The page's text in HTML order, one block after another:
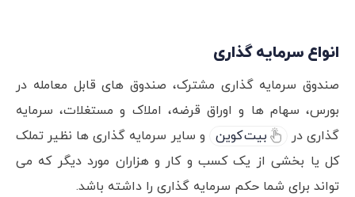
انواع سرمایه گذاری
صندوق سرمایه گذاری مشترک، صندوق های قابل معامله در
بورس، سهام ها و اوراق قرضه، املاک و مستغلات، سرمایه
گذاری در
بیت کوین
و سایر سرمایه گذاری ها نظیر تملک
کل یا بخشی از یک کسب و کار و هزاران مورد دیگر که می
تواند برای شما حکم سرمایه گذاری را داشته باشد.